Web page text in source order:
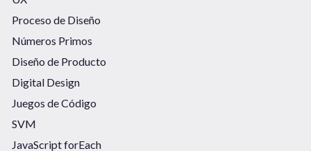
Proceso de Diseño
Números Primos
Diseño de Producto
Digital Design
Juegos de Código
SVM
JavaScript forEach